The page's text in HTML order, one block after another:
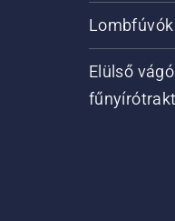
Lombfúvók
Elülső